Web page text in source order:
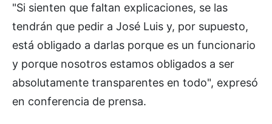
"Si sienten que faltan explicaciones, se las
tendrán que pedir a José Luis y, por supuesto,
está obligado a darlas porque es un funcionario
y porque nosotros estamos obligados a ser
absolutamente transparentes en todo", expresó
en conferencia de prensa.